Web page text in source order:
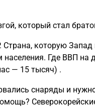
который стал
которую Запад
населения. Где ВВП на
— 15 тысяч) .
снаряды и